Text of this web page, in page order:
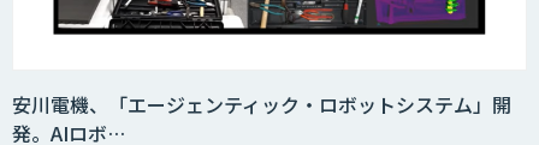
安川電機、「エージェンティック・ロボットシステム」開
発。AIロボ…